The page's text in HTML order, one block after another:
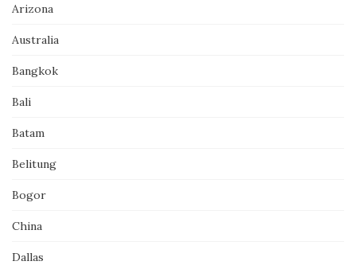
Arizona
Australia
Bangkok
Bali
Batam
Belitung
Bogor
China
Dallas